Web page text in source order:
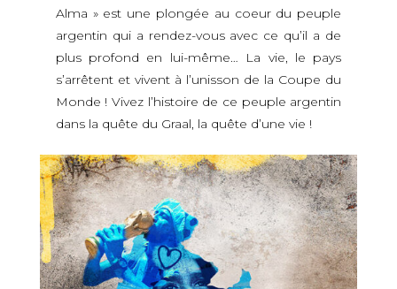
Alma » est une plongée au coeur du peuple
argentin qui a rendez-vous avec ce qu’il a de
plus profond en lui-même… La vie, le pays
s’arrêtent et vivent à l’unisson de la Coupe du
Monde ! Vivez l’histoire de ce peuple argentin
dans la quête du Graal, la quête d’une vie !